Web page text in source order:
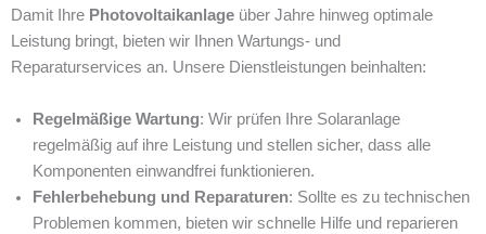
Damit Ihre Photovoltaikanlage über Jahre hinweg optimale
Leistung bringt, bieten wir Ihnen Wartungs- und
Reparaturservices an. Unsere Dienstleistungen beinhalten:
Regelmäßige Wartung: Wir prüfen Ihre Solaranlage
regelmäßig auf ihre Leistung und stellen sicher, dass alle
Komponenten einwandfrei funktionieren.
Fehlerbehebung und Reparaturen: Sollte es zu technischen
Problemen kommen, bieten wir schnelle Hilfe und reparieren